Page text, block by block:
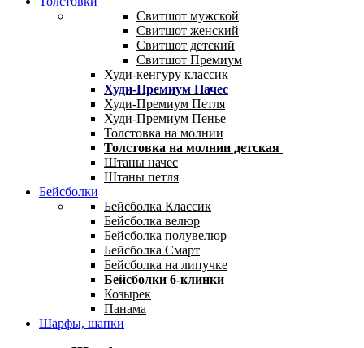
Свитшот мужской
Свитшот женский
Свитшот детский
Свитшот Премиум
Худи-кенгуру классик
Худи-Премиум Начес
Худи-Премиум Петля
Худи-Премиум Пенье
Толстовка на молнии
Толстовка на молнии детская
Штаны начес
Штаны петля
Бейсболки
Бейсболка Классик
Бейсболка велюр
Бейсболка полувелюр
Бейсболка Смарт
Бейсболка на липучке
Бейсболки 6-клинки
Козырек
Панама
Шарфы, шапки